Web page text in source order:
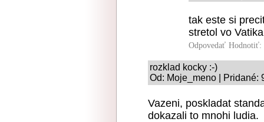
tak este si
stretol vo
Odpovedať Hodnotiť:
rozklad kocky :-)
Od: Moje_meno | Pridané:
Vazeni, poskladat
dokazali to mnohi ludia.